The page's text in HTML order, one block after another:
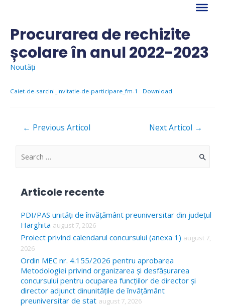
contentProcurarea de rechizite
școlare în anul 2022-2023
Noutăți
Caiet-de-sarcini_Invitatie-de-participare_fm-1 Download
Navigare
← Previous Articol Next Articol →
S
c
h
f
o
r
Articole recente
PDI/PAS unități de învățământ preuniversitar din județul
Harghita august 7, 2026
Proiect privind calendarul concursului (anexa 1) august 7,
2026
Ordin MEC nr. 4.155/2026 pentru aprobarea
Metodologiei privind organizarea și desfășurarea
concursului pentru ocuparea funcțiilor de director și
director adjunct dinunitățile de învățământ
preuniversitar de stat august 7, 2026